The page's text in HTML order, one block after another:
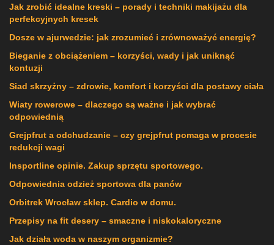
Jak zrobić idealne kreski – porady i techniki makijażu dla
perfekcyjnych kresek
Dosze w ajurwedzie: jak zrozumieć i zrównoważyć energię?
Bieganie z obciążeniem – korzyści, wady i jak uniknąć
kontuzji
Siad skrzyżny – zdrowie, komfort i korzyści dla postawy ciała
Wiaty rowerowe – dlaczego są ważne i jak wybrać
odpowiednią
Grejpfrut a odchudzanie – czy grejpfrut pomaga w procesie
redukcji wagi
Insportline opinie. Zakup sprzętu sportowego.
Odpowiednia odzież sportowa dla panów
Orbitrek Wrocław sklep. Cardio w domu.
Przepisy na fit desery – smaczne i niskokaloryczne
Jak działa woda w naszym organizmie?